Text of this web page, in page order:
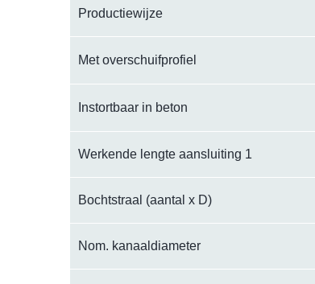
Productiewijze
Met overschuifprofiel
Instortbaar in beton
Werkende lengte aansluiting 1
Bochtstraal (aantal x D)
Nom. kanaaldiameter